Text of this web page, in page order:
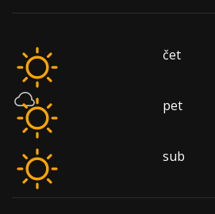
čet
pet
sub